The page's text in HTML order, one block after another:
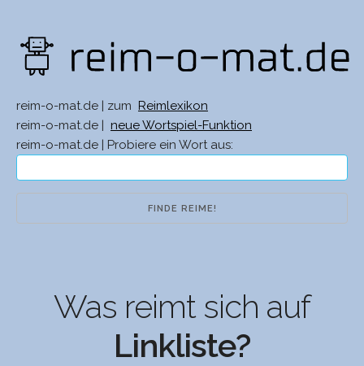
reim-o-mat.de | zum
Reimlexikon
reim-o-mat.de |
neue Wortspiel-Funktion
reim-o-mat.de | Probiere ein Wort aus:
Was reimt sich auf
Linkliste?